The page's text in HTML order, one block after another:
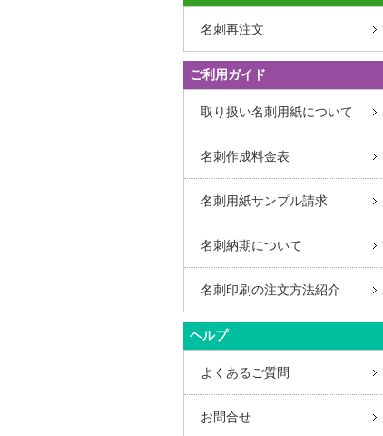
名刺再注文
ご利用ガイド
取り扱い名刺用紙について
名刺作成料金表
名刺用紙サンプル請求
名刺納期について
名刺印刷の注文方法紹介
ヘルプ
よくあるご質問
お問合せ